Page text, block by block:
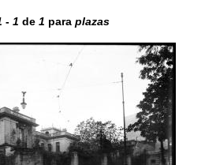
- 1 de 1 para plazas